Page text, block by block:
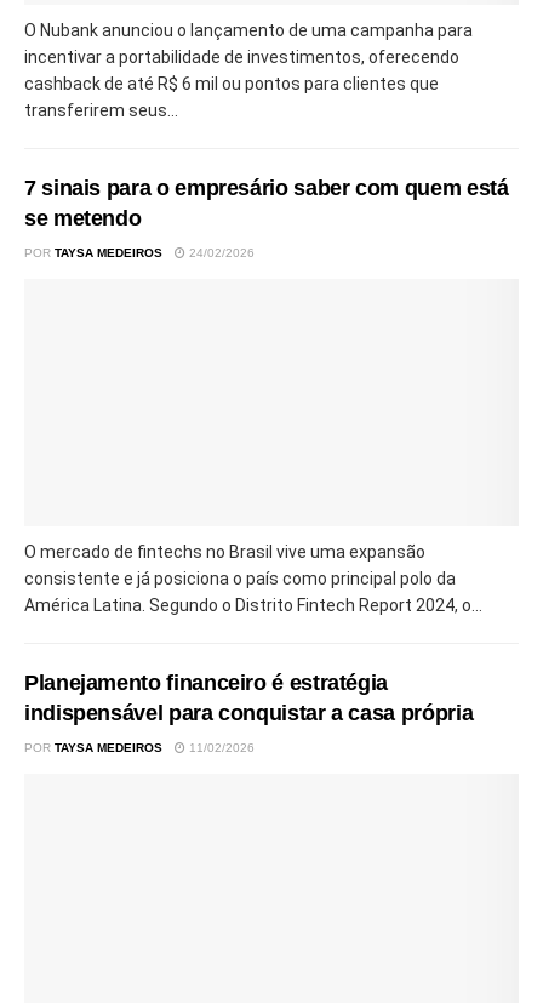
O Nubank anunciou o lançamento de uma campanha para
incentivar a portabilidade de investimentos, oferecendo
cashback de até R$ 6 mil ou pontos para clientes que
transferirem seus...
7 sinais para o empresário saber com quem está
se metendo
POR TAYSA MEDEIROS 24/02/2026
O mercado de fintechs no Brasil vive uma expansão
consistente e já posiciona o país como principal polo da
América Latina. Segundo o Distrito Fintech Report 2024, o...
Planejamento financeiro é estratégia
indispensável para conquistar a casa própria
POR TAYSA MEDEIROS 11/02/2026